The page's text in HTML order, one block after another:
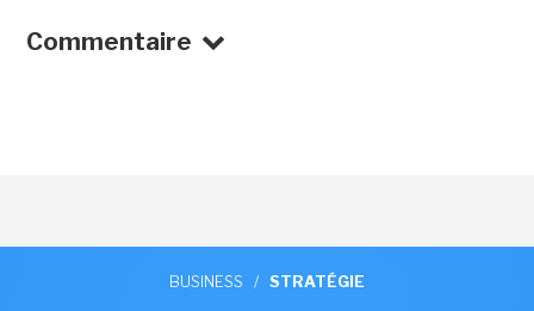
Commentaire
BUSINESS / STRATÉGIE